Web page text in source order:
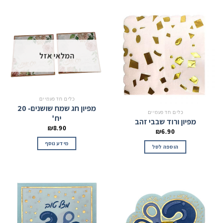
כלים חד פעמיים
מפיון ורוד שבבי זהב
₪6.90
הוספה לסל
המלאי אזל
כלים חד פעמיים
מפיון חג שמח שושנים- 20
יח'
₪8.90
מידע נוסף